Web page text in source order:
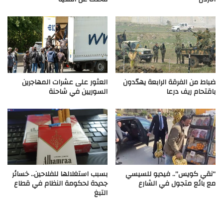
ضباط من الفرقة الرابعة يهدّدون
باقتحام ريف درعا
العثور على عشرات المهاجرين
السوريين في شاحنة
“نقي كويس”.. فيديو للسيسي
مع بائع متجول في الشارع
بسبب استغلالها للفلاحين.. خسائر
جديدة لحكومة النظام في قطاع
التبغ